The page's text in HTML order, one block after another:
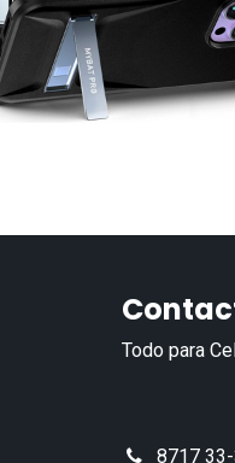
Todo para
8717